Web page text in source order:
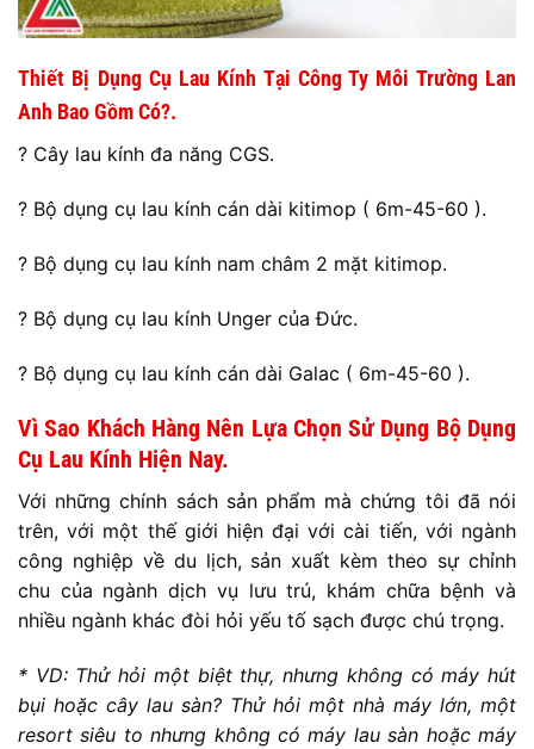
Thiết Bị Dụng Cụ Lau Kính Tại Công Ty Môi Trường Lan
Anh Bao Gồm Có?.
? Cây lau kính đa năng CGS.
? Bộ dụng cụ lau kính cán dài kitimop ( 6m-45-60 ).
? Bộ dụng cụ lau kính nam châm 2 mặt kitimop.
? Bộ dụng cụ lau kính Unger của Đức.
? Bộ dụng cụ lau kính cán dài Galac ( 6m-45-60 ).
Vì Sao Khách Hàng Nên Lựa Chọn Sử Dụng Bộ Dụng
Cụ Lau Kính Hiện Nay.
Với những chính sách sản phẩm mà chứng tôi đã nói
trên, với một thế giới hiện đại với cài tiến, với ngành
công nghiệp về du lịch, sản xuất kèm theo sự chỉnh
chu của ngành dịch vụ lưu trú, khám chữa bệnh và
nhiều ngành khác đòi hỏi yếu tố sạch được chú trọng.
* VD: Thử hỏi một biệt thự, nhưng không có máy hút
bụi hoặc cây lau sàn? Thử hỏi một nhà máy lớn, một
resort siêu to nhưng không có máy lau sàn hoặc máy